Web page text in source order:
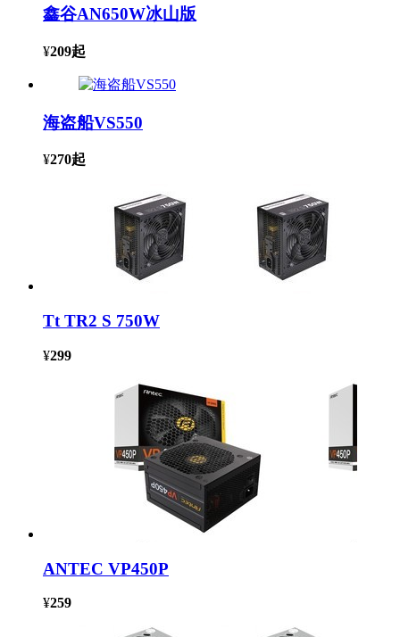
鑫谷AN650W冰山版
¥209起
海盗船VS550
¥270起
Tt TR2 S 750W
¥299
ANTEC VP450P
¥259